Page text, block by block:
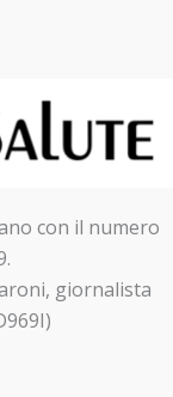
con il numero
giornalista